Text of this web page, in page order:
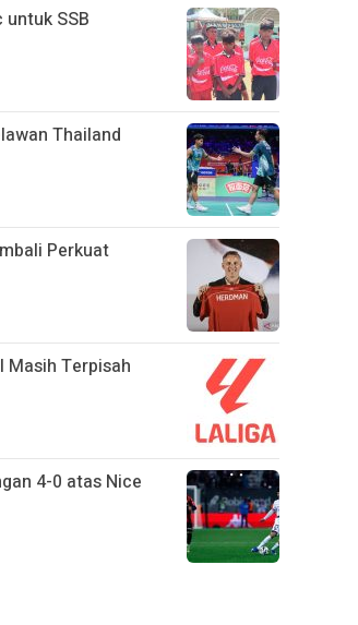
SSB
Thailand
Perkuat
Masih Terpisah
4-0 atas Nice